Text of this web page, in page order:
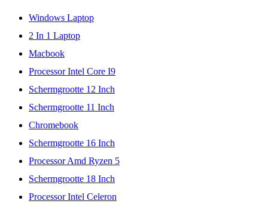
Windows Laptop
2 In 1 Laptop
Macbook
Processor Intel Core I9
Schermgrootte 12 Inch
Schermgrootte 11 Inch
Chromebook
Schermgrootte 16 Inch
Processor Amd Ryzen 5
Schermgrootte 18 Inch
Processor Intel Celeron